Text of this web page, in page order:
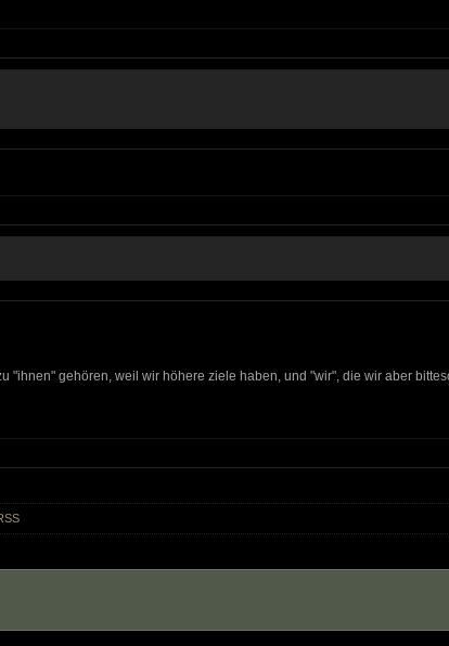
gehören, weil wir höhere ziele haben, und "wir", die wir aber